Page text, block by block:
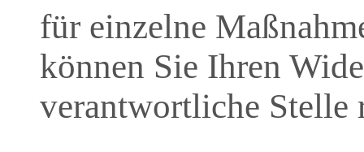
für einzelne
können Sie Ihren
verantwortliche Stelle